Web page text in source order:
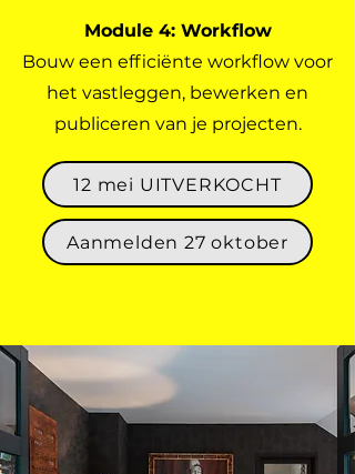
Module 4: Workflow
Bouw een efficiënte workflow voor
het vastleggen, bewerken en
publiceren van je projecten.
12 mei UITVERKOCHT
Aanmelden 27 oktober